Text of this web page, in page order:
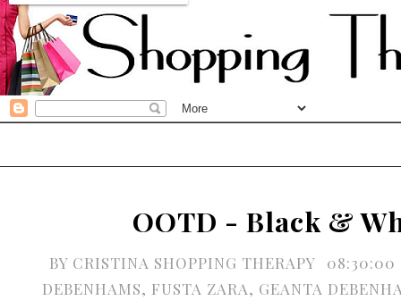
OOTD - Black &
BY CRISTINA SHOPPING THERAPY
08:30:00
DEBENHAMS, FUSTA ZARA, GEANTA